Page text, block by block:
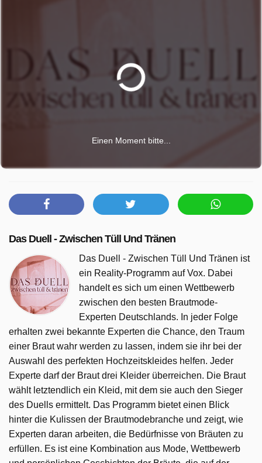
Einen Moment bitte...
Das Duell - Zwischen Tüll Und Tränen
Das Duell - Zwischen Tüll Und Tränen ist
ein Reality-Programm auf Vox. Dabei
handelt es sich um einen Wettbewerb
zwischen den besten Brautmode-
Experten Deutschlands. In jeder Folge
erhalten zwei bekannte Experten die Chance, den Traum
einer Braut wahr werden zu lassen, indem sie ihr bei der
Auswahl des perfekten Hochzeitskleides helfen. Jeder
Experte darf der Braut drei Kleider überreichen. Die Braut
wählt letztendlich ein Kleid, mit dem sie auch den Sieger
des Duells ermittelt. Das Programm bietet einen Blick
hinter die Kulissen der Brautmodebranche und zeigt, wie
Experten daran arbeiten, die Bedürfnisse von Bräuten zu
erfüllen. Es ist eine Kombination aus Mode, Wettbewerb